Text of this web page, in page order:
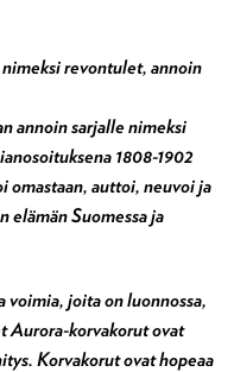
revontulet, annoin
annoin sarjalle nimeksi
1808-1902
omastaan, auttoi, neuvoi ja
elämän Suomessa ja
voimia, joita on luonnossa,
Aurora-korvakorut ovat
Korvakorut ovat hopeaa